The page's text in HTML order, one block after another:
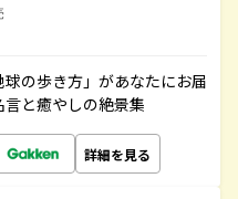
の歩き方」があなたにお届
と癒やしの絶景集
詳細を見る